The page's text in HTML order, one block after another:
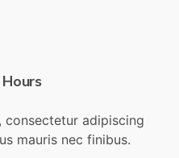
consectetur adipiscing
mauris nec finibus.